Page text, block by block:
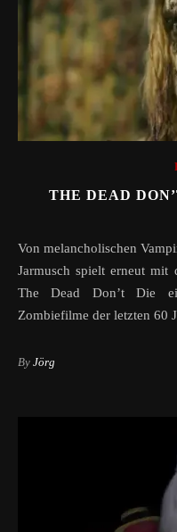
THE DEAD
Von melancholischen Vampiren zu kaffeesüchtigen Zombies. Jim
Jarmusch spielt erneut
The Dead Don’t Die
Zombiefilme der letzten 60
By Jörg